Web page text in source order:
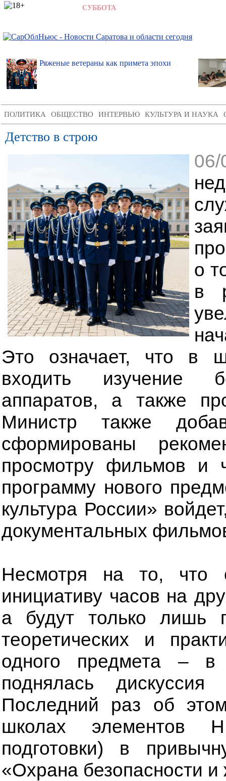
8 АВГУСТА 2026, СУББОТА
Ряженые ветераны как примета эпохи
ПОЛИТИКА ОБЩЕСТВО ИНТЕРВЬЮ КУЛЬТУРА И НАУКА
Детство в строю
о
в
Это означает, что в
входить изучение
аппаратов, а также
Министр также
сформированы
просмотру фильмов и
программу нового
культура России»
документальных
Несмотря на то, что
инициативу часов на
а будут только лишь
теоретических и
одного предмета – в
поднялась
Последний раз об
школах элементов
подготовки) в
«Охрана безопасности